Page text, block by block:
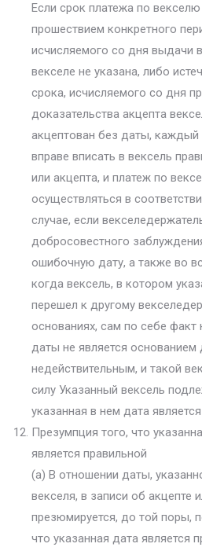
Если срок платежа по
прошествием конкретного
исчисляемого со дня выдачи
векселе не указана, либо
срока, исчисляемого со дня
доказательства акцепта
акцептован без даты, каждый
вправе вписать в вексель
или акцепта, и платеж по
осуществляться в
случае, если
добросовестного
ошибочную дату, а также во
когда вексель, в котором
перешел к другому
основаниях, сам по себе
даты не является основанием
недействительным, и такой
силу Указанный вексель
указанная в нем дата
Презумпция того, что
является правильной
(а) В отношении даты,
векселя, в записи об акцепте
презюмируется, до той поры,
что указанная дата является